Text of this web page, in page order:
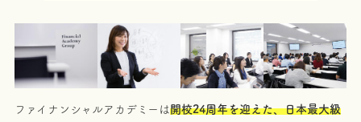
ファイナンシャルアカデミーは開校24周年を迎えた、日本最大級